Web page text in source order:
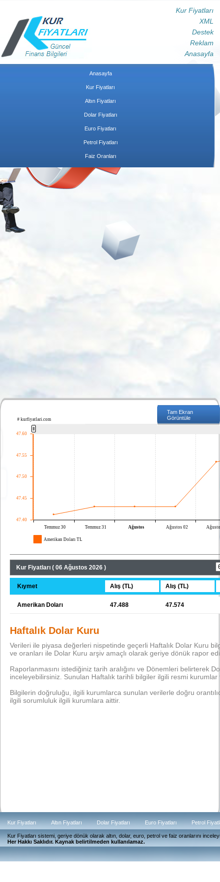
Kur Fiyatları
XML
Destek
Reklam
Anasayfa
Anasayfa
Kur Fiyatları
Altın Fiyatları
Dolar Fiyatları
Euro Fiyatları
Petrol Fiyatları
Faiz Oranları
Tam Ekran
Görüntüle
Kur Fiyatları ( 06 Ağustos 2026 )
Kıymet Alış (TL) Alış (TL)
Amerikan Doları 47.488 47.574
Haftalık Dolar Kuru
Verileri ile piyasa değerleri nispetinde geçerli Haftalık Dolar Kuru
ve oranları ile Dolar Kuru arşiv amaçlı olarak geriye dönük rapor
Raporlanmasını istediğiniz tarih aralığını ve Dönemleri belirterek
inceleyebilirsiniz. Sunulan Haftalık tarihli bilgiler ilgili resmi kurumlar
Bilgilerin doğruluğu, ilgili kurumlarca sunulan verilerle doğru
ilgili sorumluluk ilgili kurumlara aittir.
Güncel
Kur Fiyatları Altın Fiyatları Dolar Fiyatları Euro Fiyatları Petrol
Kur Fiyatları sistemi, geriye dönük olarak altın, dolar, euro, petrol ve faiz oranlarını
Her Hakkı Saklıdır. Kaynak belirtilmeden kullanılamaz.